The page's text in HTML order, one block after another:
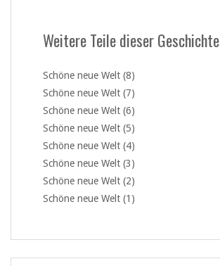
Weitere Teile dieser Geschichte
Schöne neue Welt (8)
Schöne neue Welt (7)
Schöne neue Welt (6)
Schöne neue Welt (5)
Schöne neue Welt (4)
Schöne neue Welt (3)
Schöne neue Welt (2)
Schöne neue Welt (1)